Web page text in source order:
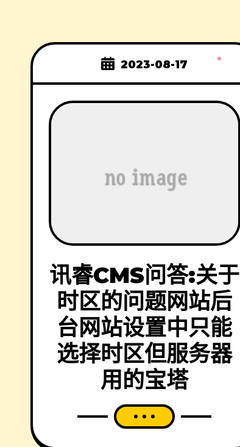
2023-08-17
讯睿CMS问答:关于
时区的问题网站后
台网站设置中只能
选择时区但服务器
用的宝塔